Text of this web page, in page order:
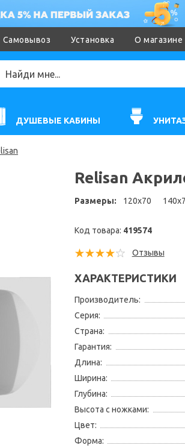
Самовывоз Установка О магазине
ДУШЕВЫЕ КАБИНЫ
Relisan
Размеры: 120x70
Код товара: 419574
Отзывы
ХАРАКТЕРИСТИКИ
Производитель:
Серия:
Страна:
Гарантия:
Длина:
Ширина:
Глубина:
Высота с ножками:
Цвет:
Форма: